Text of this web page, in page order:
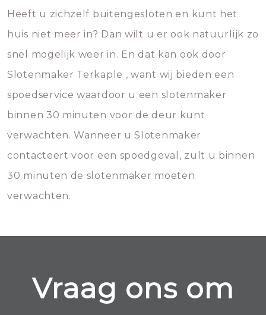
Heeft u zichzelf buitengesloten en kunt het
huis niet meer in? Dan wilt u er ook natuurlijk zo
snel mogelijk weer in. En dat kan ook door
Slotenmaker Terkaple , want wij bieden een
spoedservice waardoor u een slotenmaker
binnen 30 minuten voor de deur kunt
verwachten. Wanneer u Slotenmaker
contacteert voor een spoedgeval, zult u binnen
30 minuten de slotenmaker moeten
verwachten.
Vraag ons om